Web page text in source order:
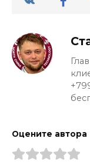
Оцените автора